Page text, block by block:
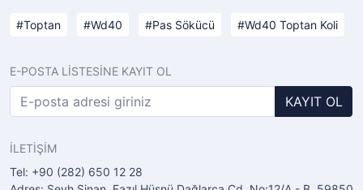
Toptan Wd40 Pas Sökücü Wd40 Toptan Koli
E-POSTA LİSTESİNE KAYIT OL
KAYIT OL
İLETİŞİM
Tel: +90 (282) 650 12 28